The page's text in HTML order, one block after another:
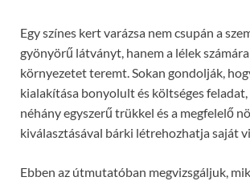
Egy színes kert varázsa nem csupán a
gyönyörű látványt, hanem a lélek
környezetet teremt. Sokan gondolják,
kialakítása bonyolult és költséges feladat,
néhány egyszerű trükkel és a megfelelő
kiválasztásával bárki létrehozhatja saját
Ebben az útmutatóban megvizsgáljuk,